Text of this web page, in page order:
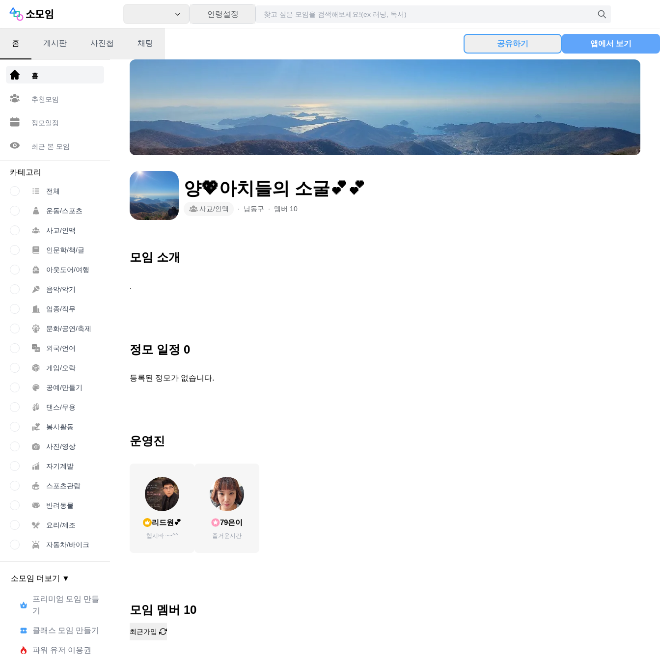
연령설정
앱 다운로드
홈
추천모임
정모일정
최근 본 모임
카테고리
전체
운동/스포츠
사교/인맥
인문학/책/글
아웃도어/여행
음악/악기
업종/직무
문화/공연/축제
외국/언어
게임/오락
공예/만들기
댄스/무용
봉사활동
사진/영상
자기계발
스포츠관람
반려동물
요리/제조
자동차/바이크
소모임 더보기 ▼
프리미엄 모임 만들
기
클래스 모임 만들기
파워 유저 이용권
홈 게시판 사진첩 채팅 공유하기 앱에서 보기
양💖아치들의 소굴💕💕
사교/인맥 ∙ 남동구 ∙ 멤버 10
모임 소개
.
정모 일정 0
등록된 정모가 없습니다.
운영진
리드원💕
헵시바 ~~^^
79은이
즐거운시간
모임 멤버 10
최근가입